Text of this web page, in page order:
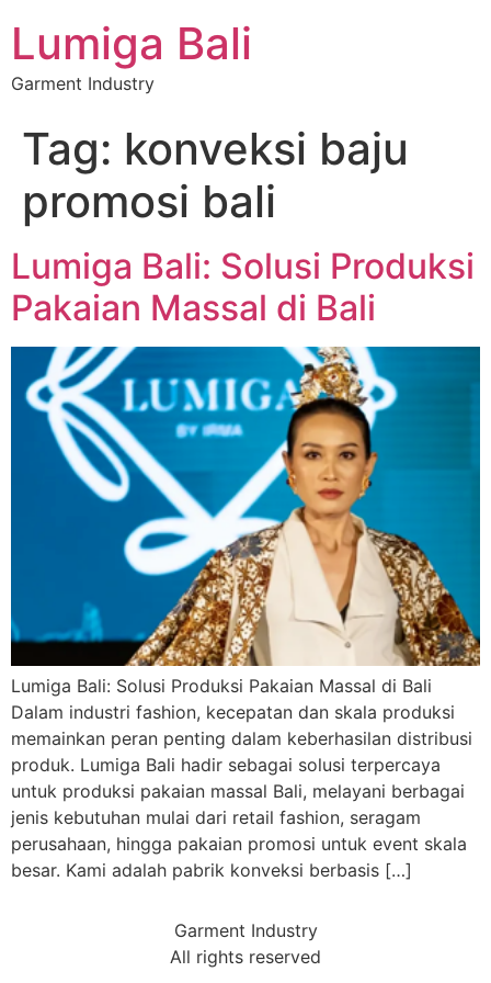
Lumiga Bali
Garment Industry
Tag: konveksi baju
promosi bali
Lumiga Bali: Solusi Produksi
Pakaian Massal di Bali
Lumiga Bali: Solusi Produksi Pakaian Massal di Bali
Dalam industri fashion, kecepatan dan skala produksi
memainkan peran penting dalam keberhasilan distribusi
produk. Lumiga Bali hadir sebagai solusi terpercaya
untuk produksi pakaian massal Bali, melayani berbagai
jenis kebutuhan mulai dari retail fashion, seragam
perusahaan, hingga pakaian promosi untuk event skala
besar. Kami adalah pabrik konveksi berbasis […]
Garment Industry
All rights reserved